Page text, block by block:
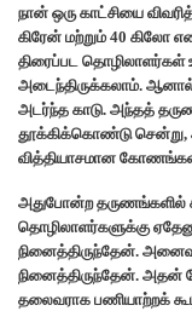
நான் ஒரு காட்சியை
கிரேன் மற்றும் 40 கிலோ
திரைப்பட தொழிலாளர்கள்
அடைந்திருக்கலாம். ஆனால்
அடர்ந்த காடு. அந்தத்
தூக்கிக்கொண்டு சென்று,
வித்தியாசமான
அதுபோன்ற தருணங்களில்
தொழிலாளர்களுக்கு
நினைத்திருந்தேன்.
நினைத்திருந்தேன். அதன்
தலைவராக பணியாற்றக்